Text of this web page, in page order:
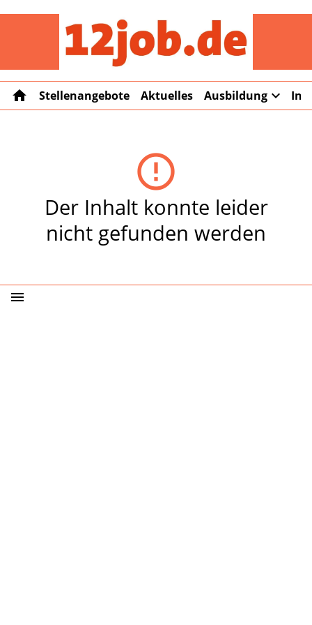
home Stellenangebote Aktuelles Ausbildung expand_more
error_outline
Der Inhalt konnte leider
nicht gefunden werden
menu